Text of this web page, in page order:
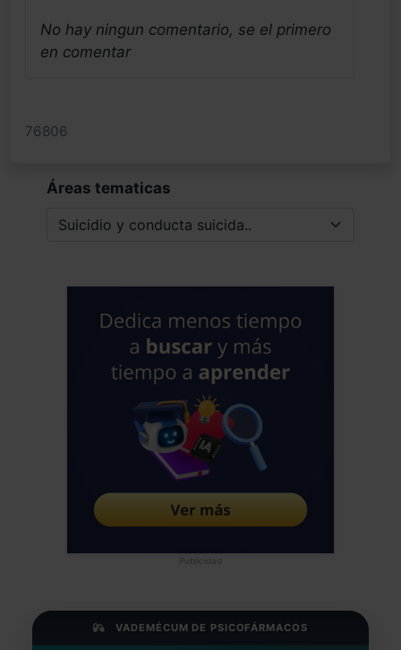
No hay ningun comentario, se el primero
en comentar
76806
Áreas tematicas
Publicidad
VADEMÉCUM DE PSICOFÁRMACOS